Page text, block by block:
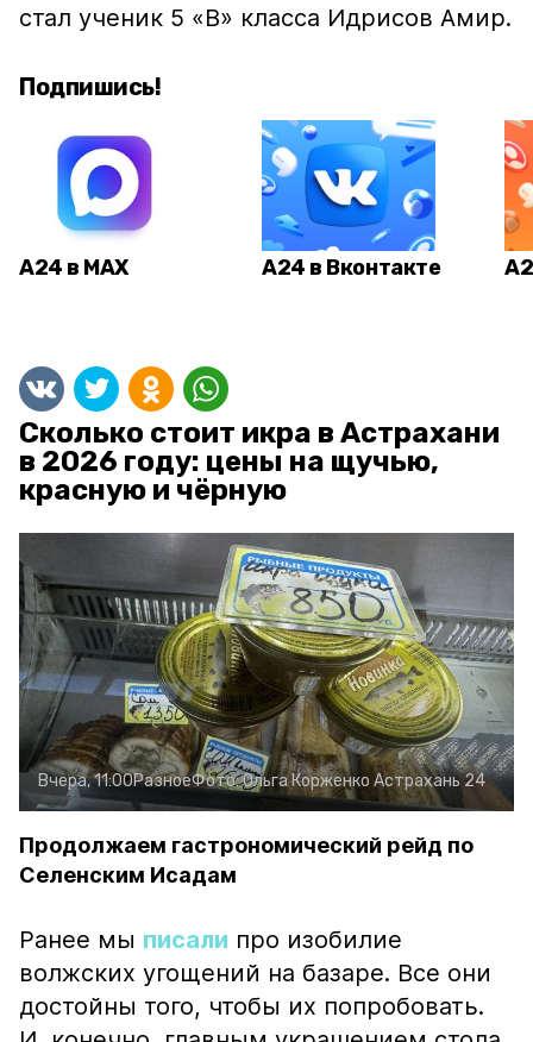
стал ученик 5 «В» класса Идрисов Амир.
Подпишись!
А24 в MAX А24 в Вконтакте
Сколько стоит икра в Астрахани
в 2026 году: цены на щучью,
красную и чёрную
Вчера, 11:00РазноеФото:Ольга Корженко Астрахань 24
Продолжаем гастрономический рейд по
Селенским Исадам
Ранее мы писали про изобилие
волжских угощений на базаре. Все они
достойны того, чтобы их попробовать.